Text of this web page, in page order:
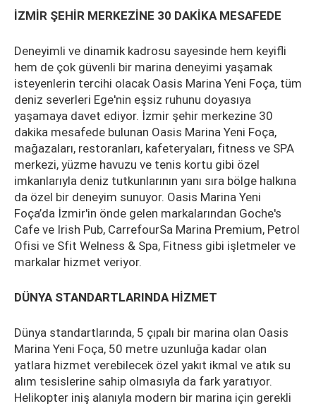
İZMİR ŞEHİR MERKEZİNE 30 DAKİKA MESAFEDE
Deneyimli ve dinamik kadrosu sayesinde hem keyifli
hem de çok güvenli bir marina deneyimi yaşamak
isteyenlerin tercihi olacak Oasis Marina Yeni Foça, tüm
deniz severleri Ege'nin eşsiz ruhunu doyasıya
yaşamaya davet ediyor. İzmir şehir merkezine 30
dakika mesafede bulunan Oasis Marina Yeni Foça,
mağazaları, restoranları, kafeteryaları, fitness ve SPA
merkezi, yüzme havuzu ve tenis kortu gibi özel
imkanlarıyla deniz tutkunlarının yanı sıra bölge halkına
da özel bir deneyim sunuyor. Oasis Marina Yeni
Foça’da İzmir'in önde gelen markalarından Goche's
Cafe ve Irish Pub, CarrefourSa Marina Premium, Petrol
Ofisi ve Sfit Welness & Spa, Fitness gibi işletmeler ve
markalar hizmet veriyor.
DÜNYA STANDARTLARINDA HİZMET
Dünya standartlarında, 5 çıpalı bir marina olan Oasis
Marina Yeni Foça, 50 metre uzunluğa kadar olan
yatlara hizmet verebilecek özel yakıt ikmal ve atık su
alım tesislerine sahip olmasıyla da fark yaratıyor.
Helikopter iniş alanıyla modern bir marina için gerekli